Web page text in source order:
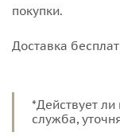
покупки.
Доставка
*Действует
служба,